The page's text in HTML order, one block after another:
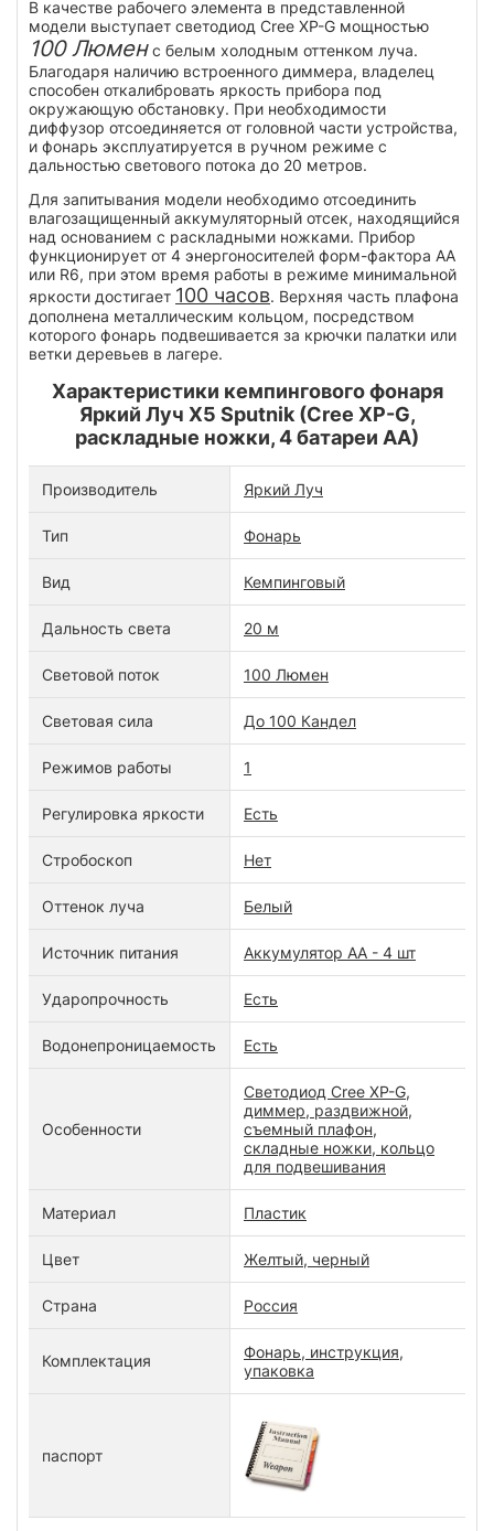
В качестве рабочего элемента в представленной
модели выступает светодиод Cree XP-G мощностью
100 Люменс белым холодным оттенком луча.
Благодаря наличию встроенного диммера, владелец
способен откалибровать яркость прибора под
окружающую обстановку. При необходимости
диффузор отсоединяется от головной части устройства,
и фонарь эксплуатируется в ручном режиме с
дальностью светового потока до 20 метров.
Для запитывания модели необходимо отсоединить
влагозащищенный аккумуляторный отсек, находящийся
над основанием с раскладными ножками. Прибор
функционирует от 4 энергоносителей форм-фактора AA
или R6, при этом время работы в режиме минимальной
яркости достигает 100 часов. Верхняя часть плафона
дополнена металлическим кольцом, посредством
которого фонарь подвешивается за крючки палатки или
ветки деревьев в лагере.
Характеристики кемпингового фонаря
Яркий Луч X5 Sputnik (Cree XP-G,
раскладные ножки, 4 батареи AA)
Производитель Яркий Луч
Тип Фонарь
Вид Кемпинговый
Дальность света 20 м
Световой поток 100 Люмен
Световая сила До 100 Кандел
Режимов работы 1
Регулировка яркости Есть
Стробоскоп Нет
Оттенок луча Белый
Источник питания Аккумулятор AA - 4 шт
Ударопрочность Есть
Водонепроницаемость Есть
Особенности
Светодиод Cree XP-G,
диммер, раздвижной,
съемный плафон,
складные ножки, кольцо
для подвешивания
Материал Пластик
Цвет Желтый, черный
Страна Россия
Комплектация
Фонарь, инструкция,
упаковка
паспорт